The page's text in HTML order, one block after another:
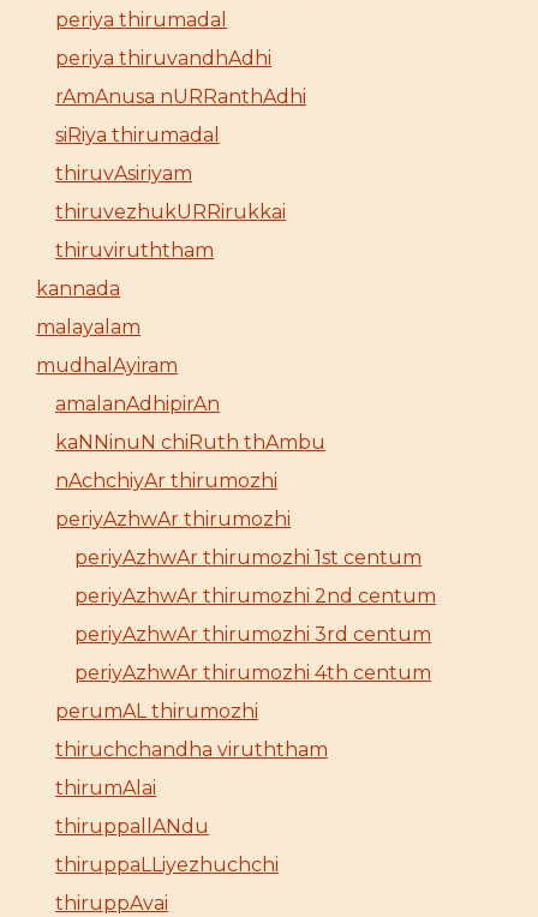
periya thirumadal
periya thiruvandhAdhi
rAmAnusa nURRanthAdhi
siRiya thirumadal
thiruvAsiriyam
thiruvezhukURRirukkai
thiruviruththam
kannada
malayalam
mudhalAyiram
amalanAdhipirAn
kaNNinuN chiRuth thAmbu
nAchchiyAr thirumozhi
periyAzhwAr thirumozhi
periyAzhwAr thirumozhi 1st centum
periyAzhwAr thirumozhi 2nd centum
periyAzhwAr thirumozhi 3rd centum
periyAzhwAr thirumozhi 4th centum
perumAL thirumozhi
thiruchchandha viruththam
thirumAlai
thiruppallANdu
thiruppaLLiyezhuchchi
thiruppAvai